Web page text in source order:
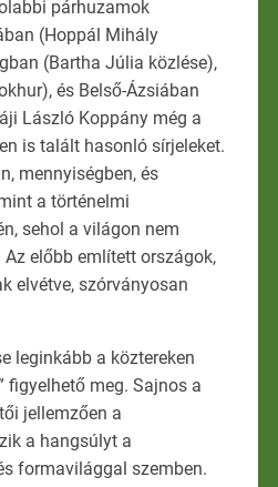
párhuzamok
(Hoppál Mihály
(Bartha Júlia közlése),
és Belső-Ázsiában
László Koppány még a
is talált hasonló sírjeleket.
mennyiségben, és
a történelmi
sehol a világon nem
előbb említett országok,
elvétve, szórványosan
leginkább a köztereken
figyelhető meg. Sajnos a
jellemzően a
a hangsúlyt a
formavilággal szemben.